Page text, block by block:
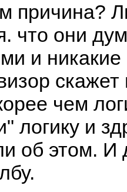
причина?
что они
и никакие
скажет
чем
логику и
об этом.